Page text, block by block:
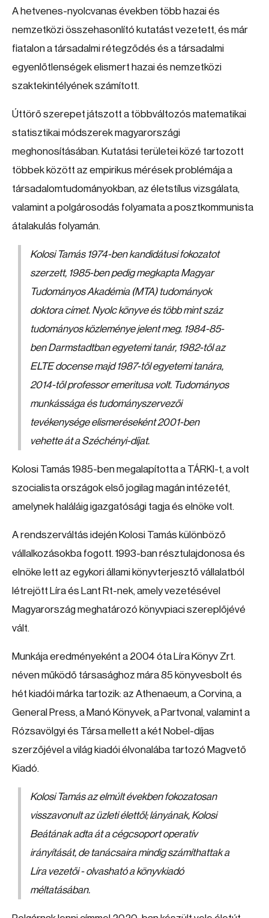
A hetvenes-nyolcvanas években több hazai és
nemzetközi összehasonlító kutatást vezetett, és már
fiatalon a társadalmi rétegződés és a társadalmi
egyenlőtlenségek elismert hazai és nemzetközi
szaktekintélyének számított.
Úttörő szerepet játszott a többváltozós matematikai
statisztikai módszerek magyarországi
meghonosításában. Kutatási területei közé tartozott
többek között az empirikus mérések problémája a
társadalomtudományokban, az életstílus vizsgálata,
valamint a polgárosodás folyamata a posztkommunista
átalakulás folyamán.
Kolosi Tamás 1974-ben kandidátusi fokozatot
szerzett, 1985-ben pedig megkapta Magyar
Tudományos Akadémia (MTA) tudományok
doktora címet. Nyolc könyve és több mint száz
tudományos közleménye jelent meg. 1984-85-
ben Darmstadtban egyetemi tanár, 1982-től az
ELTE docense majd 1987-től egyetemi tanára,
2014-től professor emeritusa volt. Tudományos
munkássága és tudományszervezői
tevékenysége elismeréseként 2001-ben
vehette át a Széchényi-díjat.
Kolosi Tamás 1985-ben megalapította a TÁRKI-t, a volt
szocialista országok első jogilag magán intézetét,
amelynek haláláig igazgatósági tagja és elnöke volt.
A rendszerváltás idején Kolosi Tamás különböző
vállalkozásokba fogott. 1993-ban résztulajdonosa és
elnöke lett az egykori állami könyvterjesztő vállalatból
létrejött Líra és Lant Rt-nek, amely vezetésével
Magyarország meghatározó könyvpiaci szereplőjévé
vált.
Munkája eredményeként a 2004 óta Líra Könyv Zrt.
néven működő társasághoz mára 85 könyvesbolt és
hét kiadói márka tartozik: az Athenaeum, a Corvina, a
General Press, a Manó Könyvek, a Partvonal, valamint a
Rózsavölgyi és Társa mellett a két Nobel-díjas
szerzőjével a világ kiadói élvonalába tartozó Magvető
Kiadó.
Kolosi Tamás az elmúlt években fokozatosan
visszavonult az üzleti élettől; lányának, Kolosi
Beátának adta át a cégcsoport operatív
irányítását, de tanácsaira mindig számíthattak a
Líra vezetői - olvasható a könyvkiadó
méltatásában.